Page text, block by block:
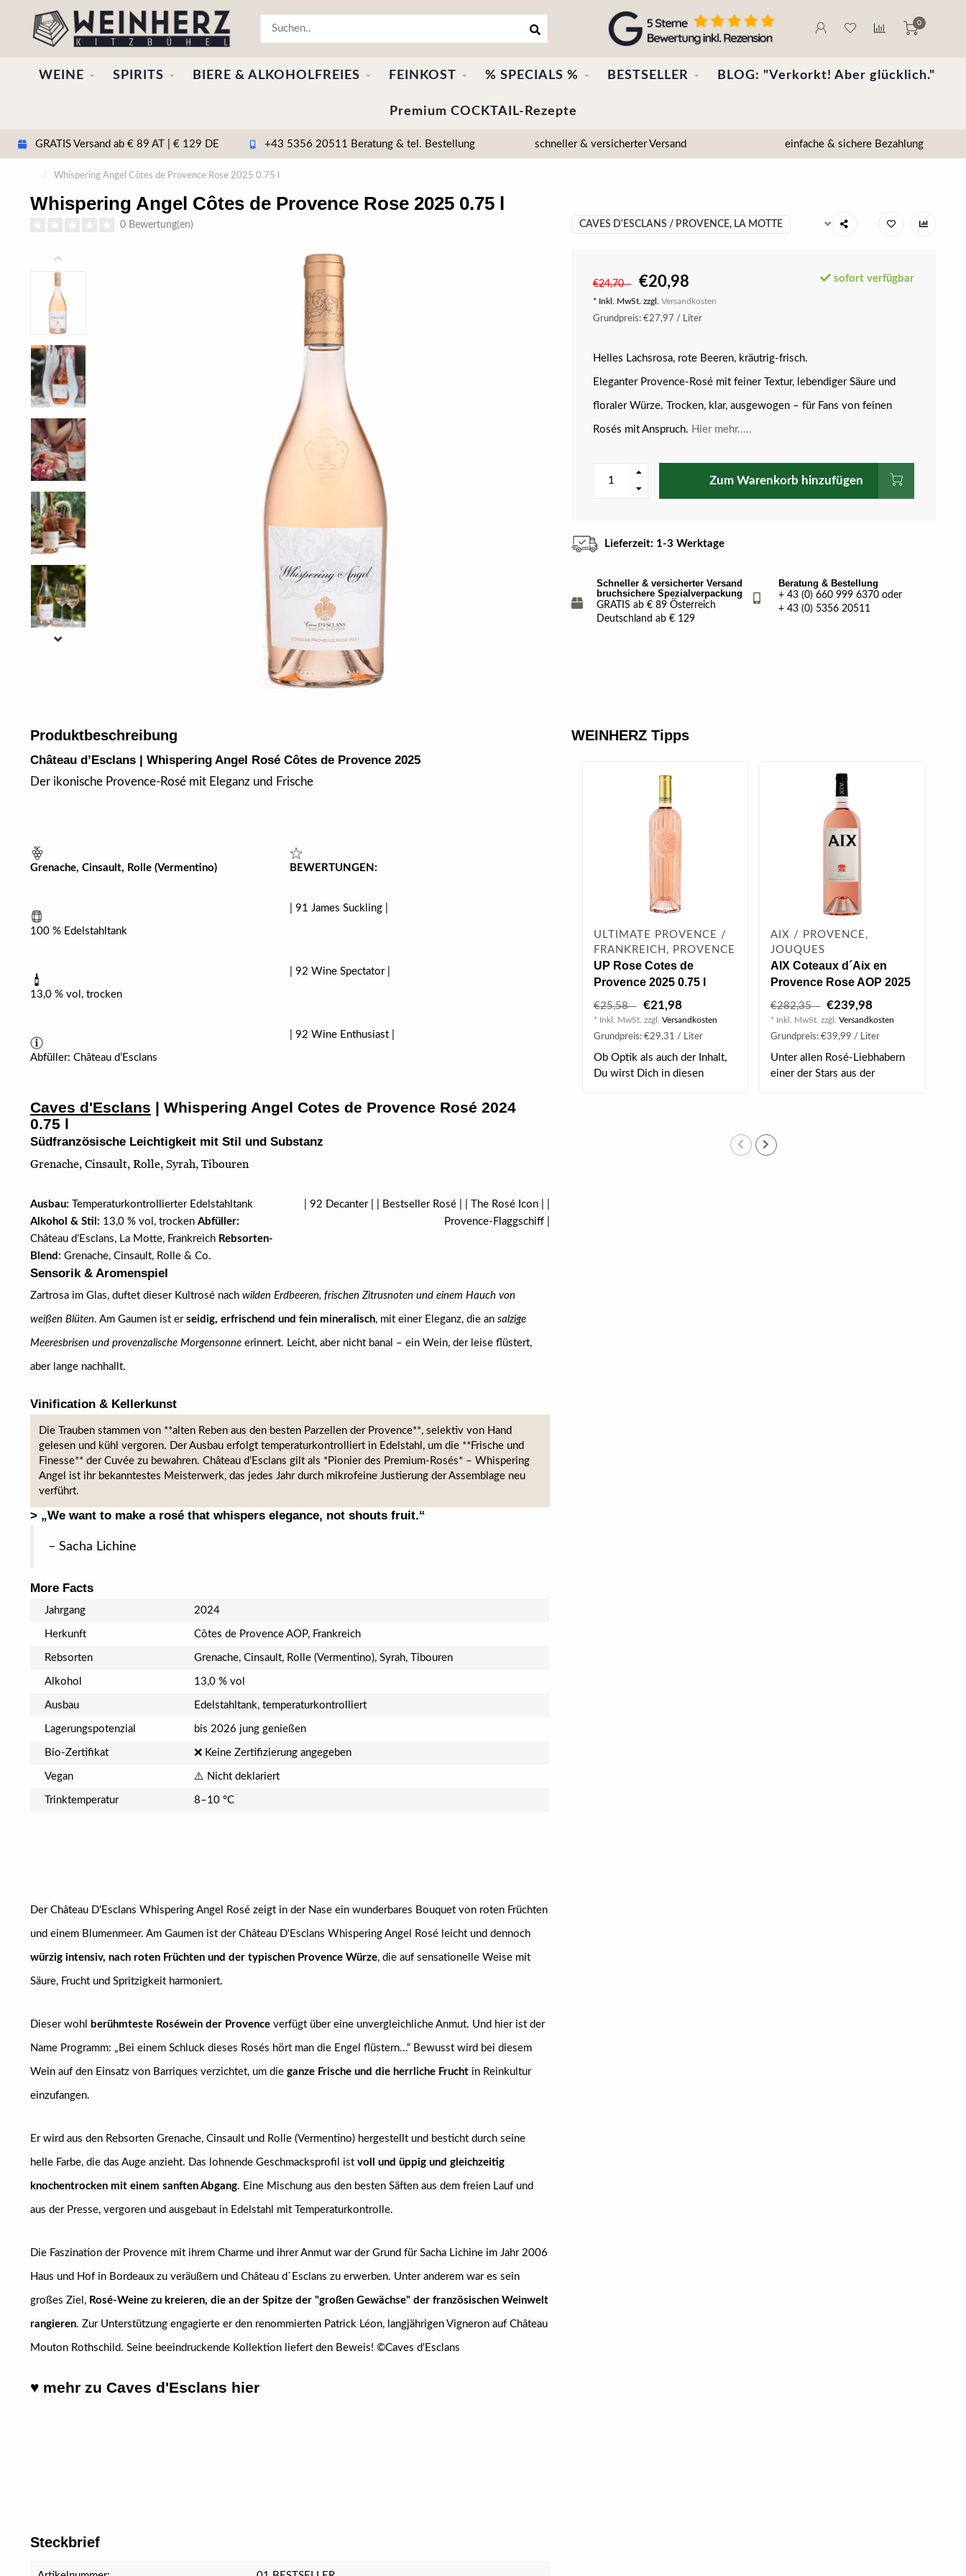
0
WEINE SPIRITS BIERE & ALKOHOLFREIES FEINKOST % SPECIALS % BESTSELLER BLOG: "Verkorkt! Aber glücklich."
Premium COCKTAIL-Rezepte
GRATIS Versand ab € 89 AT | € 129 DE +43 5356 20511 Beratung & tel. Bestellung schneller & versicherter Versand einfache & sichere Bezahlung
/ Whispering Angel Côtes de Provence Rose 2025 0.75 l
Whispering Angel Côtes de Provence Rose 2025 0.75 l
0 Bewertung(en) CAVES D'ESCLANS / PROVENCE, LA MOTTE
€24,70 €20,98
* Inkl. MwSt. zzgl. Versandkosten
sofort verfügbar
Grundpreis: €27,97 / Liter
Helles Lachsrosa, rote Beeren, kräutrig-frisch.
Eleganter Provence-Rosé mit feiner Textur, lebendiger Säure und
floraler Würze. Trocken, klar, ausgewogen – für Fans von feinen
Rosés mit Anspruch. Hier mehr.....
Zum Warenkorb hinzufügen
Lieferzeit: 1-3 Werktage
Schneller & versicherter Versand
bruchsichere Spezialverpackung
GRATIS ab € 89 Österreich
Deutschland ab € 129
Beratung & Bestellung
+ 43 (0) 660 999 6370 oder
+ 43 (0) 5356 20511
Produktbeschreibung
Château d’Esclans | Whispering Angel Rosé Côtes de Provence 2025
Der ikonische Provence-Rosé mit Eleganz und Frische
Grenache, Cinsault, Rolle (Vermentino) BEWERTUNGEN:
100 % Edelstahltank
| 91 James Suckling |
13,0 % vol, trocken
| 92 Wine Spectator |
Abfüller: Château d’Esclans
| 92 Wine Enthusiast |
Caves d'Esclans | Whispering Angel Cotes de Provence Rosé 2024
0.75 l
Südfranzösische Leichtigkeit mit Stil und Substanz
Grenache, Cinsault, Rolle, Syrah, Tibouren
Ausbau: Temperaturkontrollierter Edelstahltank
Alkohol & Stil: 13,0 % vol, trocken Abfüller:
Château d’Esclans, La Motte, Frankreich Rebsorten-
Blend: Grenache, Cinsault, Rolle & Co.
| 92 Decanter | | Bestseller Rosé | | The Rosé Icon | |
Provence-Flaggschiff |
Sensorik & Aromenspiel
Zartrosa im Glas, duftet dieser Kultrosé nach wilden Erdbeeren, frischen Zitrusnoten und einem Hauch von
weißen Blüten. Am Gaumen ist er seidig, erfrischend und fein mineralisch, mit einer Eleganz, die an salzige
Meeresbrisen und provenzalische Morgensonne erinnert. Leicht, aber nicht banal – ein Wein, der leise flüstert,
aber lange nachhallt.
Vinification & Kellerkunst
Die Trauben stammen von **alten Reben aus den besten Parzellen der Provence**, selektiv von Hand
gelesen und kühl vergoren. Der Ausbau erfolgt temperaturkontrolliert in Edelstahl, um die **Frische und
Finesse** der Cuvée zu bewahren. Château d’Esclans gilt als *Pionier des Premium-Rosés* – Whispering
Angel ist ihr bekanntestes Meisterwerk, das jedes Jahr durch mikrofeine Justierung der Assemblage neu
verführt.
> „We want to make a rosé that whispers elegance, not shouts fruit.“
– Sacha Lichine
More Facts
Jahrgang 2024
Herkunft Côtes de Provence AOP, Frankreich
Rebsorten Grenache, Cinsault, Rolle (Vermentino), Syrah, Tibouren
Alkohol 13,0 % vol
Ausbau Edelstahltank, temperaturkontrolliert
Lagerungspotenzial bis 2026 jung genießen
Bio-Zertifikat ❌ Keine Zertifizierung angegeben
Vegan ⚠️ Nicht deklariert
Trinktemperatur 8–10 °C
Der Château D'Esclans Whispering Angel Rosé zeigt in der Nase ein wunderbares Bouquet von roten Früchten
und einem Blumenmeer. Am Gaumen ist der Château D'Esclans Whispering Angel Rosé leicht und dennoch
würzig intensiv, nach roten Früchten und der typischen Provence Würze, die auf sensationelle Weise mit
Säure, Frucht und Spritzigkeit harmoniert.
Dieser wohl berühmteste Roséwein der Provence verfügt über eine unvergleichliche Anmut. Und hier ist der
Name Programm: „Bei einem Schluck dieses Rosés hört man die Engel flüstern...“ Bewusst wird bei diesem
Wein auf den Einsatz von Barriques verzichtet, um die ganze Frische und die herrliche Frucht in Reinkultur
einzufangen.
Er wird aus den Rebsorten Grenache, Cinsault und Rolle (Vermentino) hergestellt und besticht durch seine
helle Farbe, die das Auge anzieht. Das lohnende Geschmacksprofil ist voll und üppig und gleichzeitig
knochentrocken mit einem sanften Abgang. Eine Mischung aus den besten Säften aus dem freien Lauf und
aus der Presse, vergoren und ausgebaut in Edelstahl mit Temperaturkontrolle.
Die Faszination der Provence mit ihrem Charme und ihrer Anmut war der Grund für Sacha Lichine im Jahr 2006
Haus und Hof in Bordeaux zu veräußern und Château d`Esclans zu erwerben. Unter anderem war es sein
großes Ziel, Rosé-Weine zu kreieren, die an der Spitze der "großen Gewächse" der französischen Weinwelt
rangieren. Zur Unterstützung engagierte er den renommierten Patrick Léon, langjährigen Vigneron auf Château
Mouton Rothschild. Seine beeindruckende Kollektion liefert den Beweis! ©Caves d'Esclans
♥ mehr zu Caves d'Esclans hier
Steckbrief
WEINHERZ Tipps
ULTIMATE PROVENCE /
FRANKREICH, PROVENCE
UP Rose Cotes de
Provence 2025 0.75 l
€25,58 €21,98
* Inkl. MwSt. zzgl. Versandkosten
Grundpreis: €29,31 / Liter
Ob Optik als auch der Inhalt,
Du wirst Dich in diesen
AIX / PROVENCE,
JOUQUES
AIX Coteaux d´Aix en
Provence Rose AOP 2025
6 l (Methusalem)
€282,35 €239,98
* Inkl. MwSt. zzgl. Versandkosten
Grundpreis: €39,99 / Liter
Unter allen Rosé-Liebhabern
einer der Stars aus der